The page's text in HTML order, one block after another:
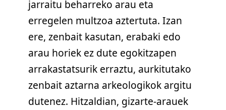
jarraitu beharreko arau eta
erregelen multzoa aztertuta. Izan
ere, zenbait kasutan, erabaki edo
arau horiek ez dute egokitzapen
arrakastatsurik erraztu, aurkitutako
zenbait aztarna arkeologikok argitu
dutenez. Hitzaldian, gizarte-arauek